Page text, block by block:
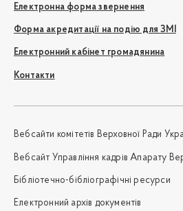
Електронна форма звернення
Форма акредитації на подію для ЗМІ
Електронний кабінет громадянина
Контакти
Вебсайти комітетів Верховної Ради
Вебсайт Управління кадрів Апарату
Бібліотечно-бібліографічні ресурси
Електронний архів документів